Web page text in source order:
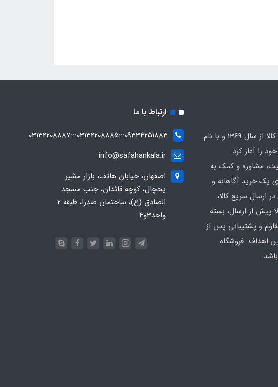
فروشگاه صفاهان کالا از سال 1369 و با نام
را آغاز کرد.
مشاوره و کمک به
یک خرید آگاهانه و
ارسال سریع کالا،
پیش از ارسال، بسته
و پشتیبانی پس از
اهداف فروشگاه
ارتباط با ما
09334251883:::03132208885:::03132208887
info@safahankala.ir
اصفهان، خیابان هاتف، بازار مشیر
یخچال، کوچه قائدان، جنب مسجد
الصادق (ع)، ساختمان صدرا، طبقه 2
واحد3و4